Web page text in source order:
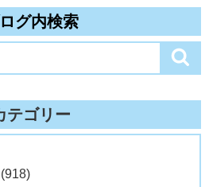
グ内検索
テゴリー
(918)